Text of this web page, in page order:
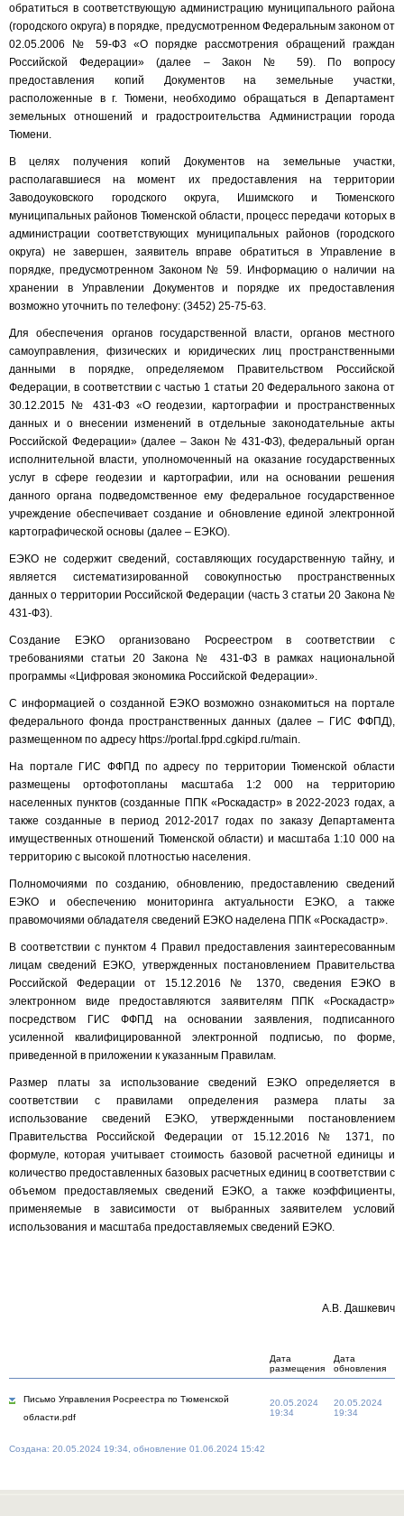
обратиться в соответствующую администрацию муниципального района
(городского округа) в порядке, предусмотренном Федеральным законом от
02.05.2006 № 59-ФЗ «О порядке рассмотрения обращений граждан
Российской Федерации» (далее – Закон № 59). По вопросу
предоставления копий Документов на земельные участки,
расположенные в г. Тюмени, необходимо обращаться в Департамент
земельных отношений и градостроительства Администрации города
Тюмени.
В целях получения копий Документов на земельные участки,
располагавшиеся на момент их предоставления на территории
Заводоуковского городского округа, Ишимского и Тюменского
муниципальных районов Тюменской области, процесс передачи которых в
администрации соответствующих муниципальных районов (городского
округа) не завершен, заявитель вправе обратиться в Управление в
порядке, предусмотренном Законом № 59. Информацию о наличии на
хранении в Управлении Документов и порядке их предоставления
возможно уточнить по телефону: (3452) 25-75-63.
Для обеспечения органов государственной власти, органов местного
самоуправления, физических и юридических лиц пространственными
данными в порядке, определяемом Правительством Российской
Федерации, в соответствии с частью 1 статьи 20 Федерального закона от
30.12.2015 № 431-Ф3 «О геодезии, картографии и пространственных
данных и о внесении изменений в отдельные законодательные акты
Российской Федерации» (далее – Закон № 431-ФЗ), федеральный орган
исполнительной власти, уполномоченный на оказание государственных
услуг в сфере геодезии и картографии, или на основании решения
данного органа подведомственное ему федеральное государственное
учреждение обеспечивает создание и обновление единой электронной
картографической основы (далее – ЕЭКО).
ЕЭКО не содержит сведений, составляющих государственную тайну, и
является систематизированной совокупностью пространственных
данных о территории Российской Федерации (часть 3 статьи 20 Закона №
431-Ф3).
Создание ЕЭКО организовано Росреестром в соответствии с
требованиями статьи 20 Закона № 431-ФЗ в рамках национальной
программы «Цифровая экономика Российской Федерации».
С информацией о созданной ЕЭКО возможно ознакомиться на портале
федерального фонда пространственных данных (далее – ГИС ФФПД),
размещенном по адресу https://portal.fppd.cgkipd.ru/main.
На портале ГИС ФФПД по адресу по территории Тюменской области
размещены ортофотопланы масштаба 1:2 000 на территорию
населенных пунктов (созданные ППК «Роскадастр» в 2022-2023 годах, а
также созданные в период 2012-2017 годах по заказу Департамента
имущественных отношений Тюменской области) и масштаба 1:10 000 на
территорию с высокой плотностью населения.
Полномочиями по созданию, обновлению, предоставлению сведений
ЕЭКО и обеспечению мониторинга актуальности ЕЭКО, а также
правомочиями обладателя сведений ЕЭКО наделена ППК «Роскадастр».
В соответствии с пунктом 4 Правил предоставления заинтересованным
лицам сведений ЕЭКО, утвержденных постановлением Правительства
Российской Федерации от 15.12.2016 № 1370, сведения ЕЭКО в
электронном виде предоставляются заявителям ППК «Роскадастр»
посредством ГИС ФФПД на основании заявления, подписанного
усиленной квалифицированной электронной подписью, по форме,
приведенной в приложении к указанным Правилам.
Размер платы за использование сведений ЕЭКО определяется в
соответствии с правилами определения размера платы за
использование сведений ЕЭКО, утвержденными постановлением
Правительства Российской Федерации от 15.12.2016 № 1371, по
формуле, которая учитывает стоимость базовой расчетной единицы и
количество предоставленных базовых расчетных единиц в соответствии с
объемом предоставляемых сведений ЕЭКО, а также коэффициенты,
применяемые в зависимости от выбранных заявителем условий
использования и масштаба предоставляемых сведений ЕЭКО.
А.В. Дашкевич
Дата
размещения
Дата
обновления
Письмо Управления Росреестра по Тюменской
области.pdf
20.05.2024
19:34
20.05.2024
19:34
Создана: 20.05.2024 19:34, обновление 01.06.2024 15:42